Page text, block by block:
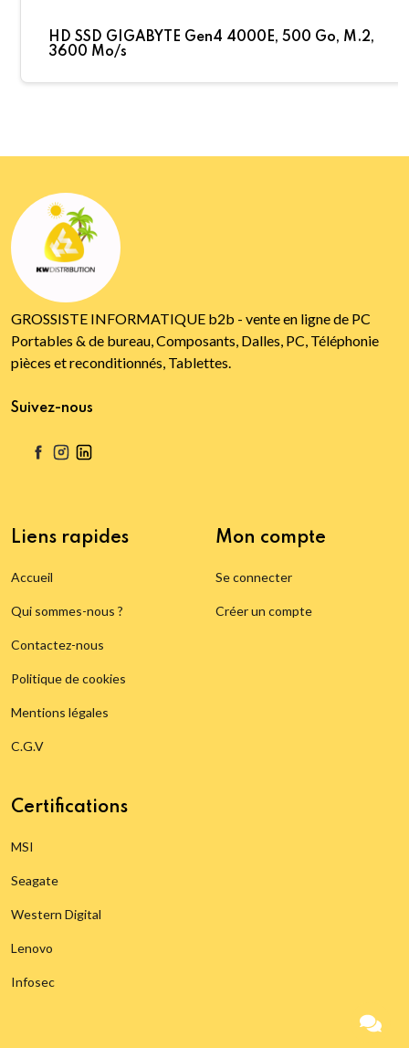
HD SSD GIGABYTE Gen4 4000E, 500 Go, M.2,
3600 Mo/s
GROSSISTE INFORMATIQUE b2b - vente en ligne de PC
Portables & de bureau, Composants, Dalles, PC, Téléphonie
pièces et reconditionnés, Tablettes.
Suivez-nous
Liens rapides
Accueil
Qui sommes-nous ?
Contactez-nous
Politique de cookies
Mentions légales
C.G.V
Mon compte
Se connecter
Créer un compte
Certifications
MSI
Seagate
Western Digital
Lenovo
Infosec